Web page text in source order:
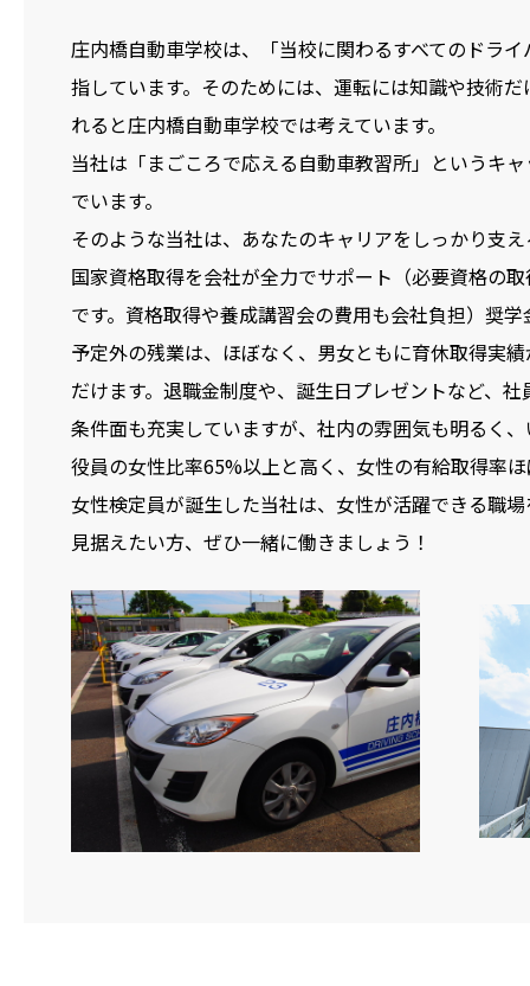
庄内橋自動車学校は、「当校に関わるすべてのドラ
指しています。そのためには、運転には知識や技術
れると庄内橋自動車学校では考えています。
当社は「まごころで応える自動車教習所」というキ
でいます。
そのような当社は、あなたのキャリアをしっかり支
国家資格取得を会社が全力でサポート（必要資格の
です。資格取得や養成講習会の費用も会社負担）奨
予定外の残業は、ほぼなく、男女ともに育休取得実
だけます。退職金制度や、誕生日プレゼントなど、
条件面も充実していますが、社内の雰囲気も明るく
役員の女性比率65%以上と高く、女性の有給取得率
女性検定員が誕生した当社は、女性が活躍できる職
見据えたい方、ぜひ一緒に働きましょう！